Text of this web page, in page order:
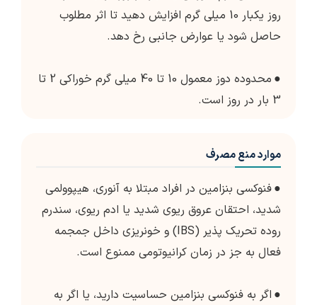
روز یکبار 10 میلی گرم افزایش دهید تا اثر مطلوب
حاصل شود یا عوارض جانبی رخ دهد.
●
محدوده دوز معمول 10 تا 40 میلی گرم خوراکی 2 تا
3 بار در روز است.
موارد منع مصرف
●فنوکسی بنزامین در افراد مبتلا به آنوری، هیپوولمی
شدید، احتقان عروق ریوی شدید یا ادم ریوی، سندرم
روده تحریک پذیر (IBS) و خونریزی داخل جمجمه
فعال به جز در زمان کرانیوتومی ممنوع است.
● اگر به فنوکسی بنزامین حساسیت دارید، یا اگر به